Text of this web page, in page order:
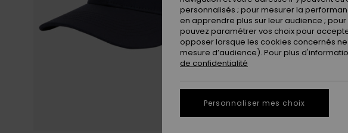
personnalisés ; pour mesurer la
en apprendre plus sur leur audience ;
pouvez paramétrer vos choix pour
opposer lorsque les cookies concernés
mesure d’audience). Pour plus
de confidentialité
Personnaliser mes choix